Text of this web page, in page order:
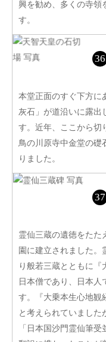
興を勧め、多くの寺領
す。
本堂正面のすぐ下方に
灰石」が道沿いに露出
す。近年、ここから切
鳥の川原寺中金堂の礎
りました。
霊仙三蔵の遺徳をたた
園に建立されました。
り般若三蔵とともに『
日本僧であり、日本
す。『大乗本生心地観
と考えられていました
「日本国沙門霊仙筆